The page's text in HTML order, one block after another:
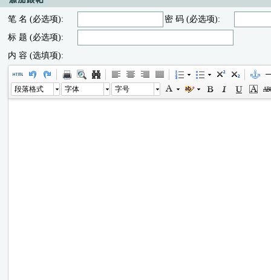
笔 名 (必选项):
密 码 (必选项):
标 题 (必选项):
内 容 (选填项):
段落格式 字体 字号